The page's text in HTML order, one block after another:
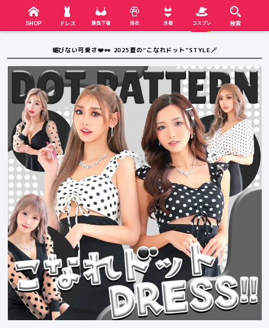
SHOP ドレス 勝負下着 浴衣 水着 コスプレ 検索
媚びない可愛さ❤️👀 2025夏の“こなれドット”STYLE🪄
SHOP